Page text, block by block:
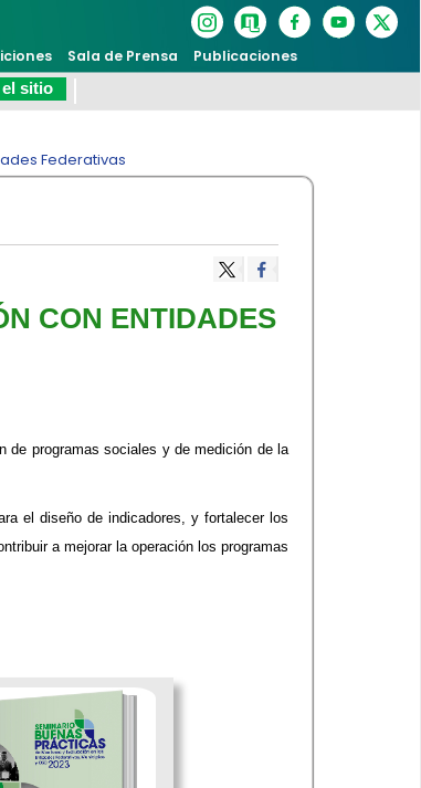
Sala de Prensa Publicaciones
sitio
Federativas
CON ENTIDADES
de programas sociales y de medición de la
el diseño de indicadores, y fortalecer los
a mejorar la operación los programas